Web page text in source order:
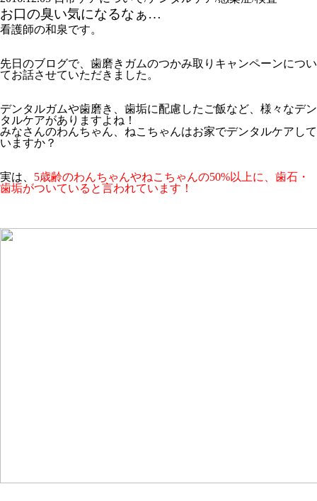
お口の臭い気になるなぁ…
看護師の和泉です。
先日のブログで、歯磨きガムのつかみ取りキャンペーンについ
てお話させていただきました。
デンタルガムや歯磨き、歯垢に配慮したご飯など、様々なデン
タルケアがありますよね！
みなさんのわんちゃん、ねこちゃんはお家でデンタルケアして
いますか？
実は、 5歳齢のわんちゃんやねこちゃんの50%以上に、歯石・
歯垢がついていると言われています！